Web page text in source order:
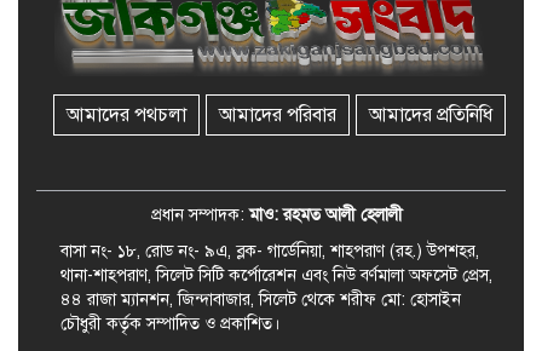
জকিগঞ্জে সাজাপ্রাপ্ত আসামিসহ
গ্রেফতার ২
আমাদের পথচলা আমাদের পরিবার আমাদের প্রতিনিধি
প্রধান সম্পাদক:মাও: রহমত আলী হেলালী
বাসা নং- ১৮, রোড নং- ৯এ, ব্লক- গার্ডেনিয়া, শাহপরাণ (রহ.) উপশহর,
থানা-শাহপরাণ, সিলেট সিটি কর্পোরেশন এবং নিউ বর্ণমালা অফসেট প্রেস,
৪৪ রাজা ম্যানশন, জিন্দাবাজার, সিলেট থেকে শরীফ মো: হোসাইন
চৌধুরী কর্তৃক সম্পাদিত ও প্রকাশিত।